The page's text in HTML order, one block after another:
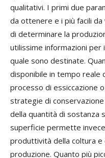
qualitativi. I primi due
da ottenere e i più facili
di determinare la
utilissime informazioni
quale sono destinate.
disponibile in tempo reale
processo di essiccazione
strategie di
della quantità di sostanza
superficie permette
produttività della coltura e
produzione. Quanto più